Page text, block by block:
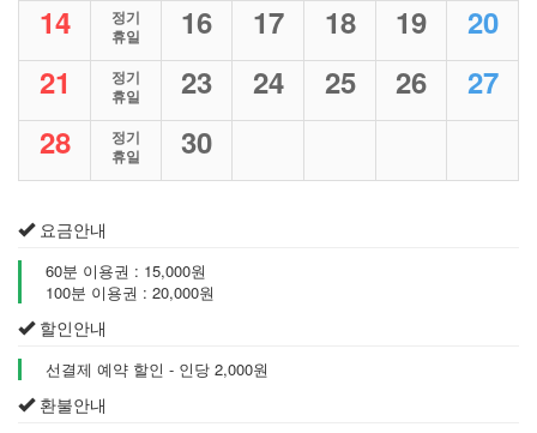
14
정기
휴일
16 17 18 19
20
21
정기
휴일
23 24 25 26
27
28
정기
휴일
30
요금안내
60분 이용권 : 15,000원
100분 이용권 : 20,000원
할인안내
선결제 예약 할인 - 인당 2,000원
환불안내